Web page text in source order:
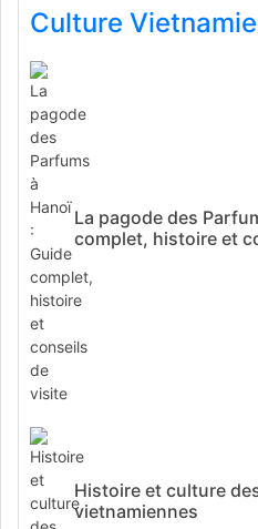
Culture
La pagode des
complet, histoire et
Histoire et culture
vietnamiennes